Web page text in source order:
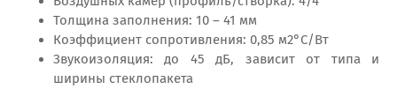
Толщина заполнения: 10 – 41 мм
Коэффициент сопротивления: 0,85 м2°C/Вт
Звукоизоляция: до 45 дБ, зависит от типа и
ширины стеклопакета